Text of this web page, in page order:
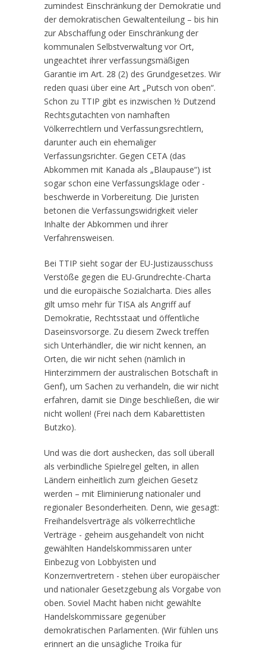
zumindest Einschränkung der Demokratie und
der demokratischen Gewaltenteilung – bis hin
zur Abschaffung oder Einschränkung der
kommunalen Selbstverwaltung vor Ort,
ungeachtet ihrer verfassungsmäßigen
Garantie im Art. 28 (2) des Grundgesetzes. Wir
reden quasi über eine Art „Putsch von oben“.
Schon zu TTIP gibt es inzwischen ½ Dutzend
Rechtsgutachten von namhaften
Völkerrechtlern und Verfassungsrechtlern,
darunter auch ein ehemaliger
Verfassungsrichter. Gegen CETA (das
Abkommen mit Kanada als „Blaupause“) ist
sogar schon eine Verfassungsklage oder -
beschwerde in Vorbereitung. Die Juristen
betonen die Verfassungswidrigkeit vieler
Inhalte der Abkommen und ihrer
Verfahrensweisen.
Bei TTIP sieht sogar der EU-Justizausschuss
Verstöße gegen die EU-Grundrechte-Charta
und die europäische Sozialcharta. Dies alles
gilt umso mehr für TISA als Angriff auf
Demokratie, Rechtsstaat und öffentliche
Daseinsvorsorge. Zu diesem Zweck treffen
sich Unterhändler, die wir nicht kennen, an
Orten, die wir nicht sehen (nämlich in
Hinterzimmern der australischen Botschaft in
Genf), um Sachen zu verhandeln, die wir nicht
erfahren, damit sie Dinge beschließen, die wir
nicht wollen! (Frei nach dem Kabarettisten
Butzko).
Und was die dort aushecken, das soll überall
als verbindliche Spielregel gelten, in allen
Ländern einheitlich zum gleichen Gesetz
werden – mit Eliminierung nationaler und
regionaler Besonderheiten. Denn, wie gesagt:
Freihandelsverträge als völkerrechtliche
Verträge - geheim ausgehandelt von nicht
gewählten Handelskommissaren unter
Einbezug von Lobbyisten und
Konzernvertretern - stehen über europäischer
und nationaler Gesetzgebung als Vorgabe von
oben. Soviel Macht haben nicht gewählte
Handelskommissare gegenüber
demokratischen Parlamenten. (Wir fühlen uns
erinnert an die unsägliche Troika für